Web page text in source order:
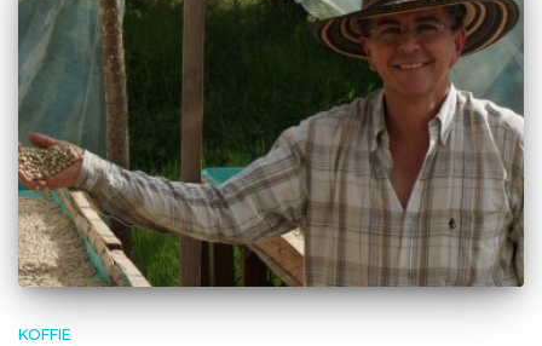
KOFFIE